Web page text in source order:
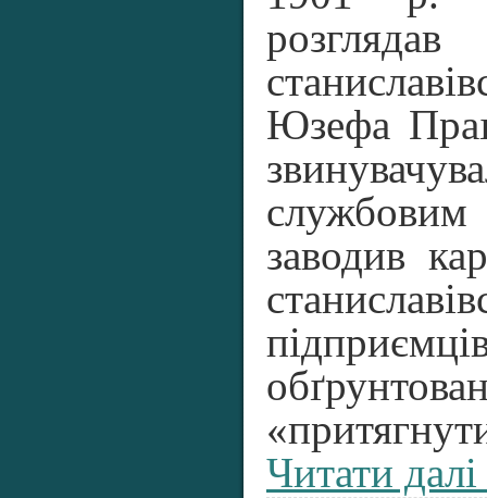
Юзефа
службовим
заводив
Читати